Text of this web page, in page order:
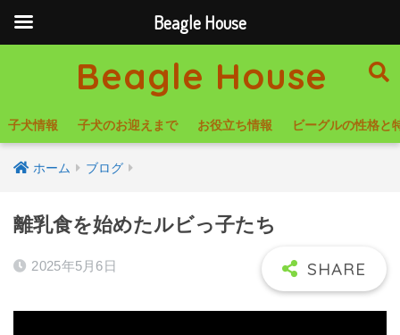
Beagle House
子犬情報 子犬のお迎えまで お役立ち情報 ビーグルの性格と
ホーム ブログ
離乳食を始めたルビっ子たち
2025年5月6日
Beagle House